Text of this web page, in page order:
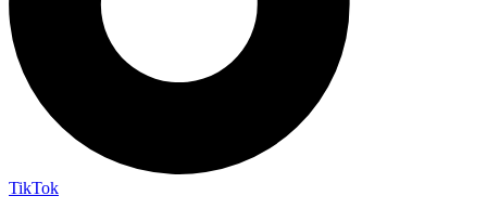
TikTok